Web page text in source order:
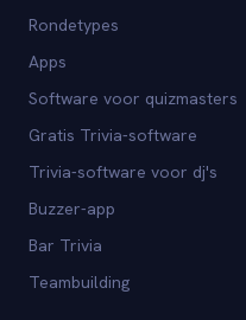
Rondetypes
Apps
Software voor quizmasters
Gratis Trivia-software
Trivia-software voor dj's
Buzzer-app
Bar Trivia
Teambuilding